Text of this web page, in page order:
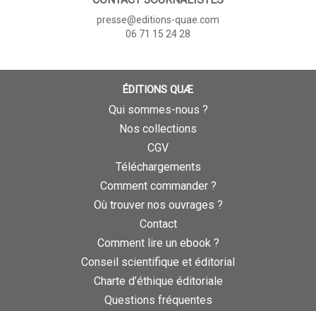
presse@editions-quae.com
06 71 15 24 28
ÉDITIONS QUÆ
Qui sommes-nous ?
Nos collections
CGV
Téléchargements
Comment commander ?
Où trouver nos ouvrages ?
Contact
Comment lire un ebook ?
Conseil scientifique et éditorial
Charte d’éthique éditoriale
Questions fréquentes